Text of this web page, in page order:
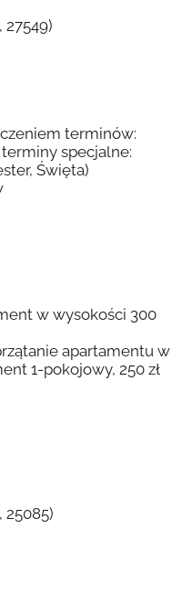
27549)
terminów:
terminy specjalne:
Święta)
w wysokości 300
apartamentu w
1-pokojowy, 250 zł
25085)